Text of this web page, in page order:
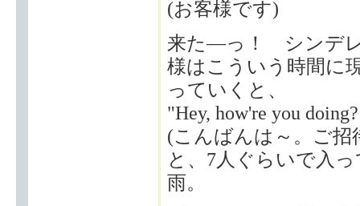
(お客様です)
来た―っ！ シンデレ
様はこういう時間に
っていくと、
"Hey, how're you
(こんばんは～。ご招
と、7人ぐらいで入
雨。